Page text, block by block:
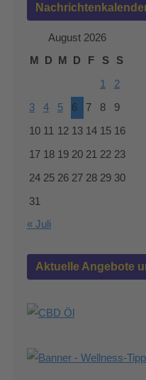
August 2026
M
D M D F S S
1 2
3 4 5 6 7 8 9
10 11 12 13 14 15 16
17 18 19 20 21 22 23
24 25 26 27 28 29 30
31
« Juli
Aktuelle Angebote